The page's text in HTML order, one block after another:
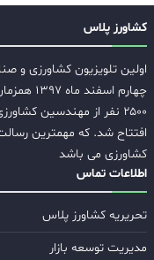
کشاورز پلاس
اولین تلویزیون کشاورزی و
چهارم
۲۵۰۰ نفر از مهندسین
افتتاح شد. که مهمترین
کشاورزی می باشد
اطلاعات تماس
تحریریه کشاورز پلاس
مدیریت توسعه بازار